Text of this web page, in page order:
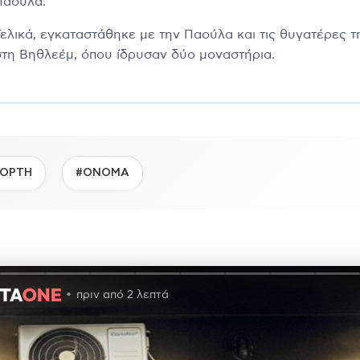
εγκαταστάθηκε με την Παούλα και τις θυγατέρες
Βηθλεέμ, όπου ίδρυσαν δύο μοναστήρια.
#ΟΝΟΜΑ
πριν από 2 λεπτά